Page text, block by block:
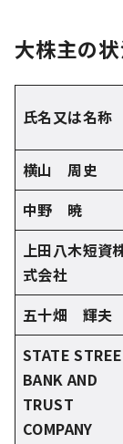
大株主の
氏名又は名称
横山 周史
中野 暁
上田八木短資
式会社
五十畑 輝夫
STATE
BANK AND
TRUST
COMPANY